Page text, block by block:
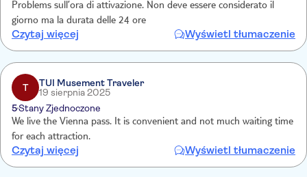
Problems sull’ora di attivazione. Non deve essere considerato il
giorno ma la durata delle 24 ore
Czytaj więcej Wyświetl tłumaczenie
T
TUI Musement Traveler
19 sierpnia 2025
5Stany Zjednoczone
We live the Vienna pass. It is convenient and not much waiting time
for each attraction.
Czytaj więcej Wyświetl tłumaczenie